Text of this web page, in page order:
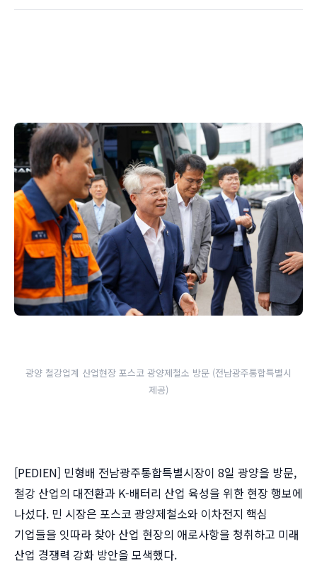
광양 철강업계 산업현장 포스코 광양제철소 방문 (전남광주통합특별시
제공)
[PEDIEN] 민형배 전남광주통합특별시장이 8일 광양을 방문,
철강 산업의 대전환과 K-배터리 산업 육성을 위한 현장 행보에
나섰다. 민 시장은 포스코 광양제철소와 이차전지 핵심
기업들을 잇따라 찾아 산업 현장의 애로사항을 청취하고 미래
산업 경쟁력 강화 방안을 모색했다.